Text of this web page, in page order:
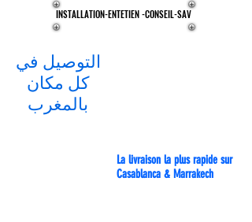
INSTALLATION-ENTETIEN -CONSEIL-SAV
INSTALLATION-ENTETIEN -CONSEIL-SAV
التوصيل في
كل مكان
بالمغرب
La livraison la plus rapide sur
Casablanca & Marrakech